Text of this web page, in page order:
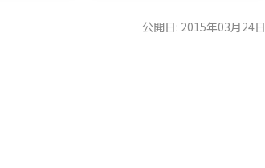
公開日: 2015年03月24日